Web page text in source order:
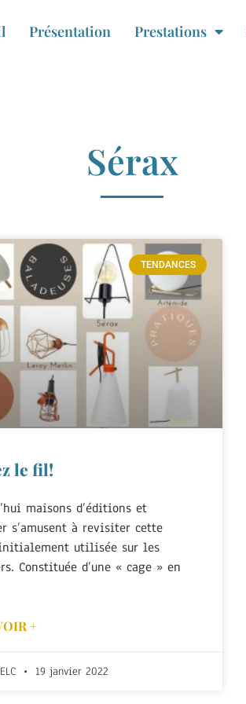
Présentation Prestations
Sérax
TENDANCES
le fil!
maisons d’éditions et
s’amusent à revisiter cette
utilisée sur les
Constituée d’une « cage » en
+
19 janvier 2022